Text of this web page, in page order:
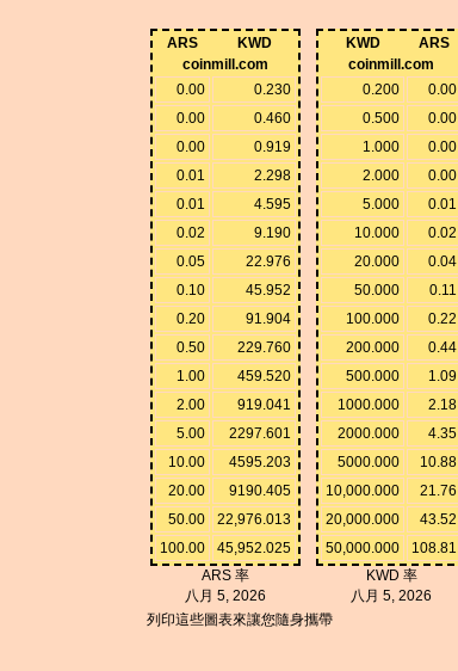
ARS
KWD
coinmill.com
0.00
0.230
0.00
0.460
0.00
0.919
0.01
2.298
0.01
4.595
0.02
9.190
0.05
22.976
0.10
45.952
0.20
91.904
0.50
229.760
1.00
459.520
2.00
919.041
5.00
2297.601
10.00
4595.203
20.00
9190.405
50.00
22,976.013
100.00
45,952.025
ARS 率
八月 5, 2026
KWD
ARS
coinmill.com
0.200
0.00
0.500
0.00
1.000
0.00
2.000
0.00
5.000
0.01
10.000
0.02
20.000
0.04
50.000
0.11
100.000
0.22
200.000
0.44
500.000
1.09
1000.000
2.18
2000.000
4.35
5000.000
10.88
10,000.000
21.76
20,000.000
43.52
50,000.000
108.81
KWD 率
八月 5, 2026
列印這些圖表來讓您隨身攜帶